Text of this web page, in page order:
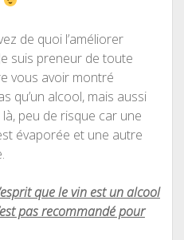
de quoi l’améliorer
suis preneur de toute
vous avoir montré
qu’un alcool, mais aussi
peu de risque car une
évaporée et une autre
que le vin est un alcool
pas recommandé pour